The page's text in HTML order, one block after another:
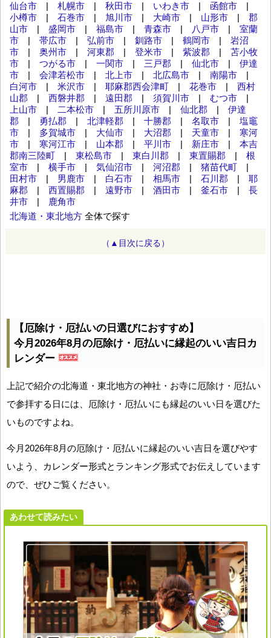
仙台市 | 札幌市 | 秋田市 | いわき市 | 函館市 |
小樽市 | 石巻市 | 旭川市 | 大崎市 | 山形市 | 郡
山市 | 盛岡市 | 福島市 | 青森市 | 八戸市 | 室蘭
市 | 帯広市 | 弘前市 | 釧路市 | 鶴岡市 | 岩沼
市 | 奥州市 | 河東郡 | 登米市 | 紫波郡 | 苫小牧
市 | つがる市 | 一関市 | 三戸郡 | 仙北市 | 伊達
市 | 会津若松市 | 北上市 | 北広島市 | 南陽市 |
白河市 | 米沢市 | 耶麻郡西会津町 | 花巻市 | 西村
山郡 | 西磐井郡 | 遠田郡 | 須賀川市 | むつ市 |
上山市 | 二本松市 | 五所川原市 | 仙北郡 | 伊達
郡 | 勇払郡 | 北津軽郡 | 十勝郡 | 名取市 | 塩竈
市 | 多賀城市 | 大仙市 | 大沼郡 | 天童市 | 寒河
市 | 寒河江市 | 山本郡 | 平川市 | 新庄市 | 本吉
郡南三陸町 | 東松島市 | 東白川郡 | 東置賜郡 | 根
室市 | 横手市 | 気仙沼市 | 河沼郡 | 猪苗代町 |
田村市 | 男鹿市 | 白石市 | 相馬市 | 石川郡 | 耶
麻郡 | 西置賜郡 | 遠野市 | 酒田市 | 釜石市 | 長
井市 |
鹿角市
北海道・東北地方 全体で探す
（▲目次に戻る）
【厄除け・厄払いの日選びにおすすめ】
今月2026年8月の厄除け・厄払いに縁起のいい吉日カ
レンダー
上記で紹介の北海道・東北地方の神社・お寺に厄除け・厄払い
で参拝する日には、厄除け・厄払いにも縁起のいい日を選びた
いものですよね。
今月2026年8月の厄除け・厄払いに縁起のいい吉日を選びやす
いよう、カレンダー形式とランキング形式でお伝えしています
ので、ぜひご覧ください。
あわせて読みたい